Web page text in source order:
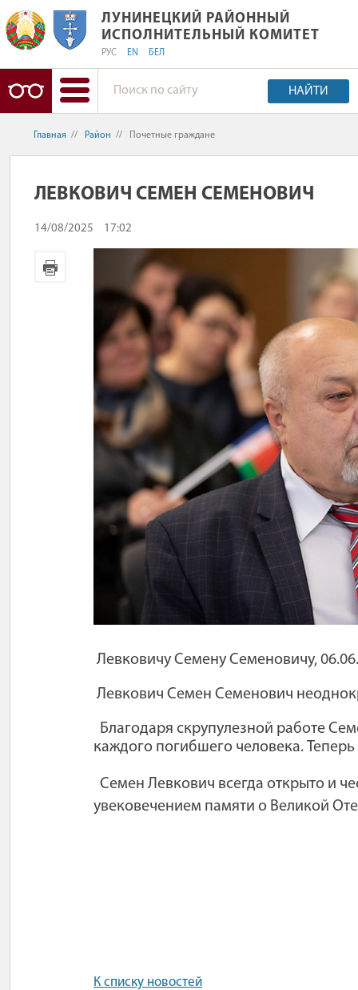
ЛУНИНЕЦКИЙ РАЙОННЫЙ
ЛУНИНЕЦКИЙ РАЙОННЫЙ
ИСПОЛНИТЕЛЬНЫЙ КОМИТЕТ
РУС EN БЕЛ
НАЙТИ
Главная // Район // Почетные граждане
ЛЕВКОВИЧ СЕМЕН СЕМЕНОВИЧ
14/08/2025 17:02
Левковичу Семену Семеновичу,
Левкович Семен Семенович
Благодаря скрупулезной работе
каждого погибшего человека.
Семен Левкович всегда открыто и
увековечением памяти о Великой
К списку новостей